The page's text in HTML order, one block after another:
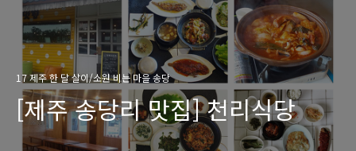
17 제주 한 달 살이/소원 비는 마을 송당
[제주 송당리 맛집] 천리식당